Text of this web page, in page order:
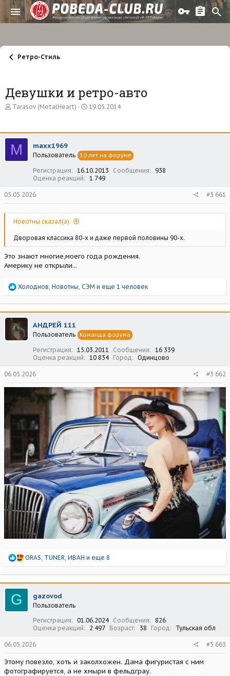
Ретро-Стиль
Девушки и ретро-авто
А
о
р
т
е
Tarasov (MetalHeart)
Д
а
ч
л
а
19.05.2014
M maxx1969
Пользователь 10 лет на форуме
Регистрация 16.10.2013 Сообщения
938
Оценка реакций
1 749
05.05.2026 #3 661
Новотны сказал(а):
Дворовая классика 80-х и даже первой половины 90-х.
Это знают многие,моего года рождения.
Америку не открыли...
Р
а
к
ц
и
и
Холоднов Новотны СЭМ и еще 1 человек
АНДРЕЙ 111
Пользователь Команда форума
Регистрация 15.03.2011 Сообщения
16 339
Оценка реакций
10 834 Город Одинцово
06.05.2026 #3 662
Р
а
к
ц
ORAS TUNER ИВАН и еще 8
G gazovod
Пользователь
Регистрация
01.06.2024 Сообщения
826
Оценка реакций
2 497 Возраст 38 Город Тульская обл
06.05.2026 #3 663
Этому повезло, хоть и заколхожен. Дама фигуристая с ним
фотографируется, а не хмыри в фельдграу.